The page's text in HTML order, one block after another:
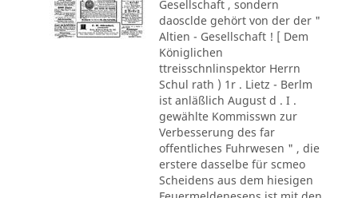
Gesellschaft , sondern
daosclde gehört von der der "
Altien - Gesellschaft ! [ Dem
Königlichen
ttreisschnlinspektor Herrn
Schul rath ) 1r . Lietz - Berlm
ist anläßlich August d . I .
gewählte Kommisswn zur
Verbesserung des far
offentliches Fuhrwesen " , die
erstere dasselbe für scmeo
Scheidens aus dem hiesigen